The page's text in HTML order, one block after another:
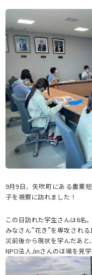
9月9日、矢吹町にある農業
子を視察に訪れました！
この日訪れた学生さんは6名。
みなさん”花き”を専攻され
災前後から現状を学んだあと、
NPO法人Jinさんのほ場を見学